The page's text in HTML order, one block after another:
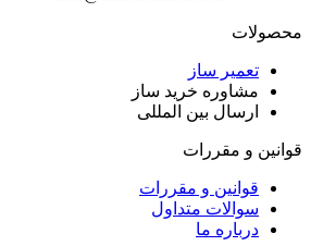
محصولات
تعمیر ساز
مشاوره خرید ساز
ارسال بین المللی
قوانین و مقررات
قوانین و مقررات
سوالات متداول
درباره ما